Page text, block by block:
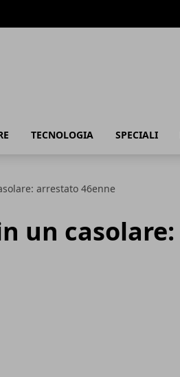
TECNOLOGIA SPECIALI
arrestato 46enne
un casolare: